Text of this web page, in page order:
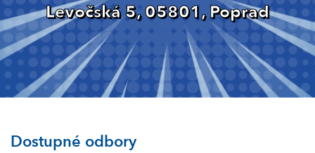
Levočská 5, 05801, Poprad
Dostupné odbory